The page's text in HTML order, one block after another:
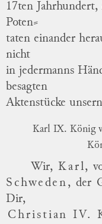
17ten Jahrhundert,
Poten⸗
taten einander
nicht
in jedermanns
besagten
Aktenstücke
Karl IX. König
Wir, Karl,
Schweden, der
Dir,
Christian IV.